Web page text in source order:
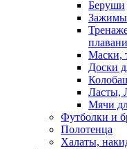
Беруши
Зажимы
Маски,
Доски
Ласты,
Мячи
Футболки и
Полотенца
Халаты,